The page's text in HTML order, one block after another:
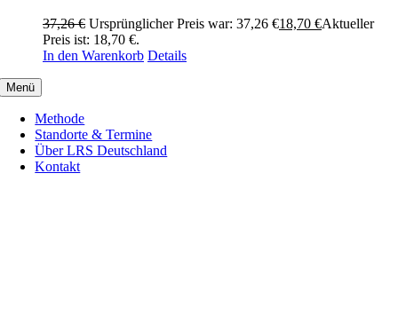
37,26€ Ursprünglicher Preis war: 37,26 €18,70 €Aktueller
Preis ist: 18,70 €.
In den Warenkorb Details
Menü
Methode
Standorte & Termine
Über LRS Deutschland
Kontakt